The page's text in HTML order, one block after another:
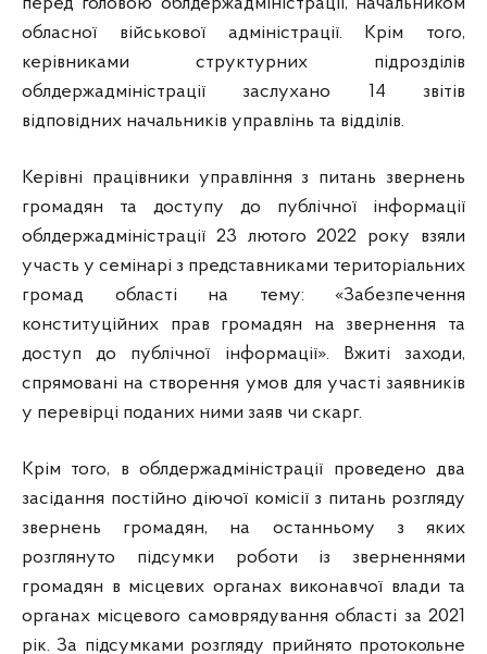
перед головою облдержадміністрації, начальником
обласної військової адміністрації. Крім того,
керівниками структурних підрозділів
облдержадміністрації заслухано 14 звітів
відповідних начальників управлінь та відділів.
Керівні працівники управління з питань звернень
громадян та доступу до публічної інформації
облдержадміністрації 23 лютого 2022 року взяли
участь у семінарі з представниками територіальних
громад області на тему: «Забезпечення
конституційних прав громадян на звернення та
доступ до публічної інформації». Вжиті заходи,
спрямовані на створення умов для участі заявників
у перевірці поданих ними заяв чи скарг.
Крім того, в облдержадміністрації проведено два
засідання постійно діючої комісії з питань розгляду
звернень громадян, на останньому з яких
розглянуто підсумки роботи із зверненнями
громадян в місцевих органах виконавчої влади та
органах місцевого самоврядування області за 2021
рік. За підсумками розгляду прийнято протокольне